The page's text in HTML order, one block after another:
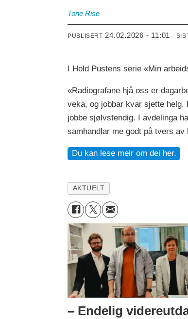
Tone Rise
PUBLISERT 24.02.2026 - 11:01
I Hold Pustens serie «Min
«Radiografane hjå oss er
veka, og jobbar kvar sjette helg.
jobbe sjølvstendig. I avdelinga
samhandlar me godt på tvers
Du kan lese meir om dei her.
AKTUELT
– Endelig